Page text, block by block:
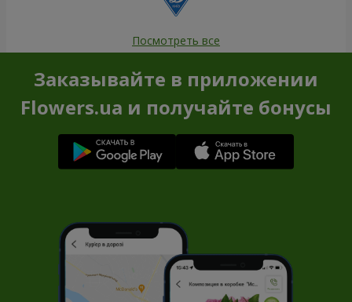
Посмотреть все
Заказывайте в приложении
Flowers.ua и получайте бонусы